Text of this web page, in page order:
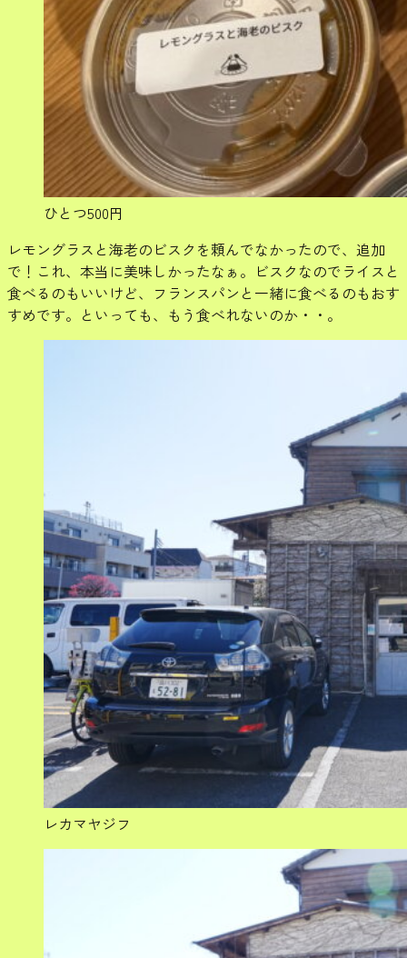
ひとつ500円
レモングラスと海老のビスクを頼んでなかったので、追加
で！これ、本当に美味しかったなぁ。ビスクなのでライスと
食べるのもいいけど、フランスパンと一緒に食べるのもおす
すめです。といっても、もう食べれないのか・・。
レカマヤジフ